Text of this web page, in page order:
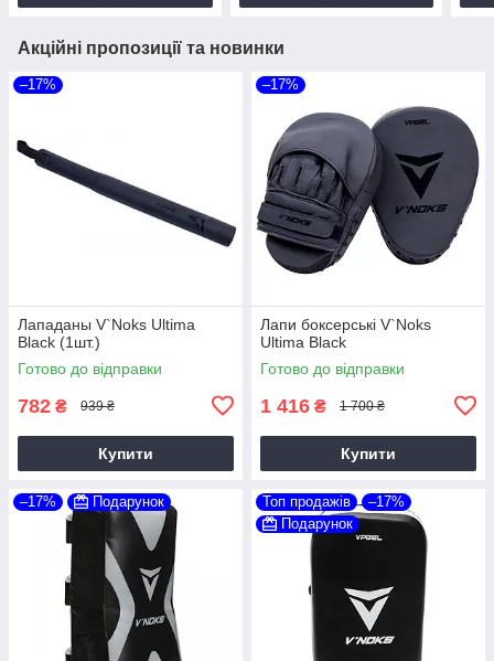
Акційні пропозиції та новинки
–17%
Лападаны V`Noks Ultima
Black (1шт.)
Готово до відправки
782 ₴ 939 ₴
Купити
–17%
Лапи боксерські V`Noks
Ultima Black
Готово до відправки
1 416 ₴ 1 700 ₴
Купити
–17% Подарунок Топ продажів
–17%
Подарунок